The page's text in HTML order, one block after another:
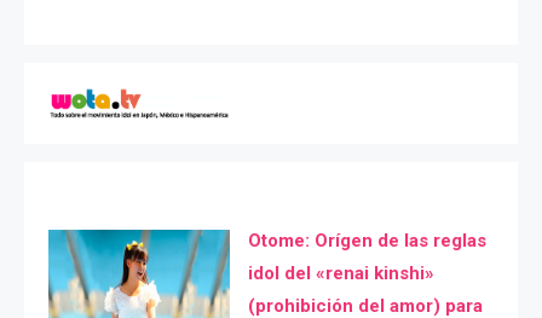
Otome: Orígen de las reglas
idol del «renai kinshi»
(prohibición del amor) para